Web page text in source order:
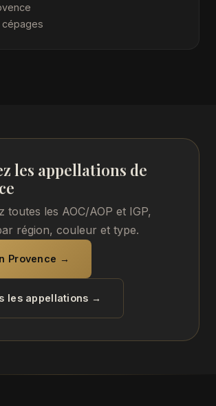
les appellations de
toutes les AOC/AOP et IGP,
région, couleur et type.
Provence →
les appellations →